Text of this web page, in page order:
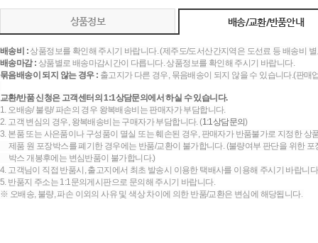
상품정보 배송/교환/반품안내
배송비 :상품정보를 확인해 주시기 바랍니다. (제주도/도서산간지역은 도선료 등 배송비
배송마감 : 상품별로 배송마감시간이 다릅니다. 상품정보를 확인해 주시기 바랍니다.
묶음배송이 되지 않는 경우 : 출고지가 다른 경우, 묶음배송이 되지 않을 수 있습니다.(판
교환/반품 신청은 고객센터의 1:1상담문의에서 하실 수 있습니다.
1. 오배송/ 불량/ 파손의 경우 왕복배송비는 판매자가 부담합니다.
2. 고객 변심의 경우, 왕복배송비는 구매자가 부담합니다. (1:1상담문의)
3. 본품 또는 사은품이나 구성품이 멸실 또는 훼손된 경우, 판매자가 반품불가로 지정한 상
제품 원 포장박스를 폐기한 경우에는 반품/교환이 불가합니다. (불량여부 판단을 위한
박스 개봉후에는 변심반품이 불가합니다.)
4. 고객님이 직접 반품시, 출고지에서 최초 발송시 이용한 택배사를 이용해 주시기 바랍니
5. 반품지 주소는 1:1문의게시판으로 문의해 주시기 바랍니다.
※ 오배송, 불량, 파손 이외의 사유 및 색상 차이에 의한 반품/교환은 변심에 해당됩니다.